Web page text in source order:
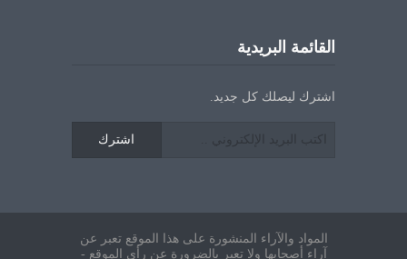
القائمة البريدية
اشترك ليصلك كل جديد.
اشترك
المواد والآراء المنشورة على هذا الموقع تعبر عن
آراء أصحابها ولا تعبر بالضرورة عن رأي الموقع -